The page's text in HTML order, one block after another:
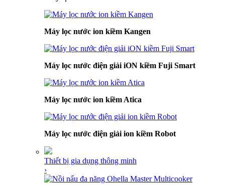
Máy lọc nước ion kiềm Kangen
Máy lọc nước điện giải iON kiềm Fuji Smart
Máy lọc nước ion kiềm Atica
Máy lọc nước điện giải ion kiềm Robot
Thiết bị gia dụng thông minh
›